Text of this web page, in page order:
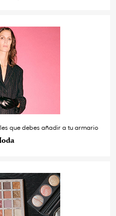
que debes añadir a tu armario